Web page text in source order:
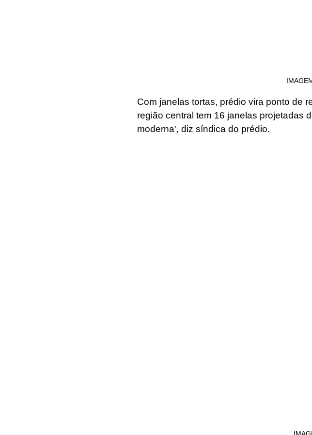
Com janelas tortas, prédio vira ponto de
região central tem 16 janelas projetadas
moderna', diz síndica do prédio.